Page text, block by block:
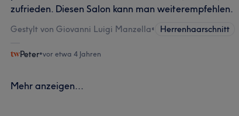
zufrieden. Diesen Salon kann man weiterempfehlen.
Gestylt von Giovanni Luigi Manzella• Herrenhaarschnitt
Peter•vor etwa 4 Jahren
Mehr anzeigen...